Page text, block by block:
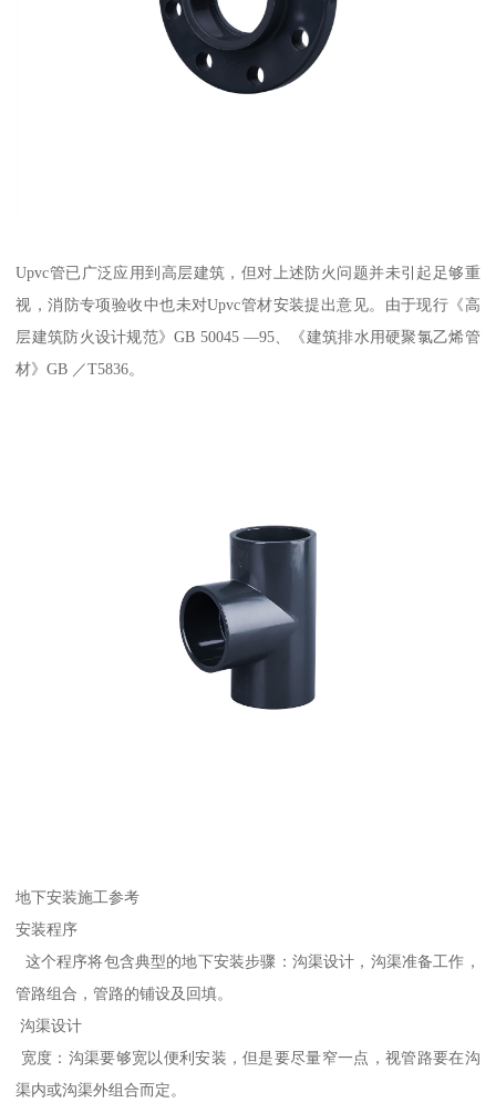
Upvc管已广泛应用到高层建筑，但对上述防火问题并未引起足够重
视，消防专项验收中也未对Upvc管材安装提出意见。由于现行《高
层建筑防火设计规范》GB 50045 —95、《建筑排水用硬聚氯乙烯管
材》GB ／T5836。
地下安装施工参考
安装程序
这个程序将包含典型的地下安装步骤：沟渠设计，沟渠准备工作，
管路组合，管路的铺设及回填。
沟渠设计
宽度：沟渠要够宽以便利安装，但是要尽量窄一点，视管路要在沟
渠内或沟渠外组合而定。